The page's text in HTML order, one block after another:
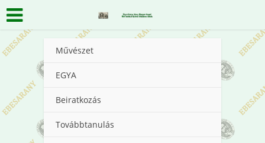
Művészet
EGYA
Beiratkozás
Továbbtanulás